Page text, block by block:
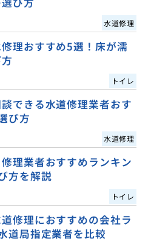
水道修理
理おすすめ5選！床が濡
トイレ
できる水道修理業者おす
び方
水道修理
理業者おすすめランキン
方を解説
トイレ
修理におすすめの会社ラ
道局指定業者を比較